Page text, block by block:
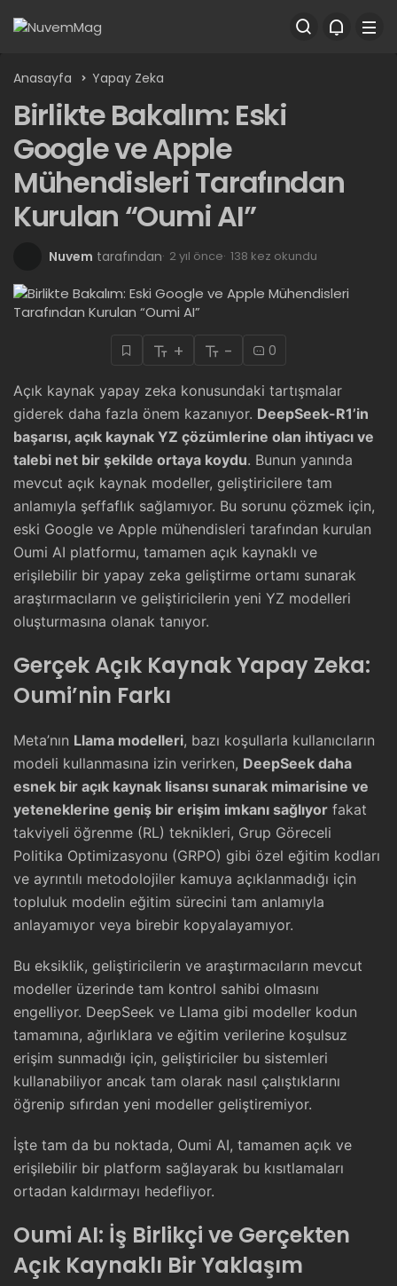
Anasayfa Yapay Zeka
Birlikte Bakalım: Eski
Google ve Apple
Mühendisleri Tarafından
Kurulan “Oumi AI”
Nuvem tarafından 2 yıl önce 138 kez okundu
+ - 0
Açık kaynak yapay zeka konusundaki tartışmalar
giderek daha fazla önem kazanıyor. DeepSeek-R1’in
başarısı, açık kaynak YZ çözümlerine olan ihtiyacı ve
talebi net bir şekilde ortaya koydu. Bunun yanında
mevcut açık kaynak modeller, geliştiricilere tam
anlamıyla şeffaflık sağlamıyor. Bu sorunu çözmek için,
eski Google ve Apple mühendisleri tarafından kurulan
Oumi AI platformu, tamamen açık kaynaklı ve
erişilebilir bir yapay zeka geliştirme ortamı sunarak
araştırmacıların ve geliştiricilerin yeni YZ modelleri
oluşturmasına olanak tanıyor.
Gerçek Açık Kaynak Yapay Zeka:
Oumi’nin Farkı
Meta’nın Llama modelleri, bazı koşullarla kullanıcıların
modeli kullanmasına izin verirken, DeepSeek daha
esnek bir açık kaynak lisansı sunarak mimarisine ve
yeteneklerine geniş bir erişim imkanı sağlıyor fakat
takviyeli öğrenme (RL) teknikleri, Grup Göreceli
Politika Optimizasyonu (GRPO) gibi özel eğitim kodları
ve ayrıntılı metodolojiler kamuya açıklanmadığı için
topluluk modelin eğitim sürecini tam anlamıyla
anlayamıyor veya birebir kopyalayamıyor.
Bu eksiklik, geliştiricilerin ve araştırmacıların mevcut
modeller üzerinde tam kontrol sahibi olmasını
engelliyor. DeepSeek ve Llama gibi modeller kodun
tamamına, ağırlıklara ve eğitim verilerine koşulsuz
erişim sunmadığı için, geliştiriciler bu sistemleri
kullanabiliyor ancak tam olarak nasıl çalıştıklarını
öğrenip sıfırdan yeni modeller geliştiremiyor.
İşte tam da bu noktada, Oumi AI, tamamen açık ve
erişilebilir bir platform sağlayarak bu kısıtlamaları
ortadan kaldırmayı hedefliyor.
Oumi AI: İş Birlikçi ve Gerçekten
Açık Kaynaklı Bir Yaklaşım